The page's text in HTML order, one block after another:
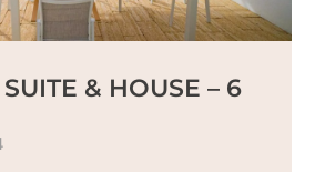
& HOUSE – 6